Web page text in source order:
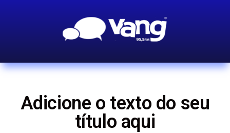
Adicione o texto do seu
título aqui